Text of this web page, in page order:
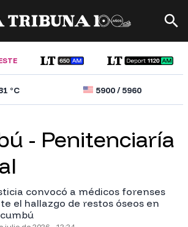
°C 5900/5960
convocó a médicos forenses
el hallazgo de restos óseos en